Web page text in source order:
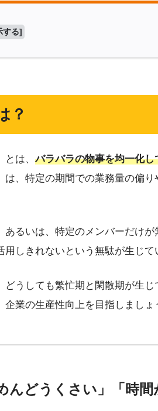
する]
？
とは、バラバラの物事を均一化
は、特定の期間での業務量の偏
あるいは、特定のメンバーだけ
しきれないという無駄が生じて
うしても繁忙期と閑散期が生じ
業の生産性向上を目指しましょ
んどうくさい」「時